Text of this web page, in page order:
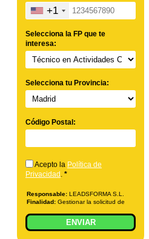
+1
Selecciona la FP que te
interesa:
Selecciona tu Provincia:
Código Postal:
Acepto la Política de
Privacidad . *
Responsable: LEADSFORMA S.L.
Finalidad: Gestionar la solicitud de
indicada, enviar información
relacionada con la formación
solicitada y comunicar los datos al
ENVIAR